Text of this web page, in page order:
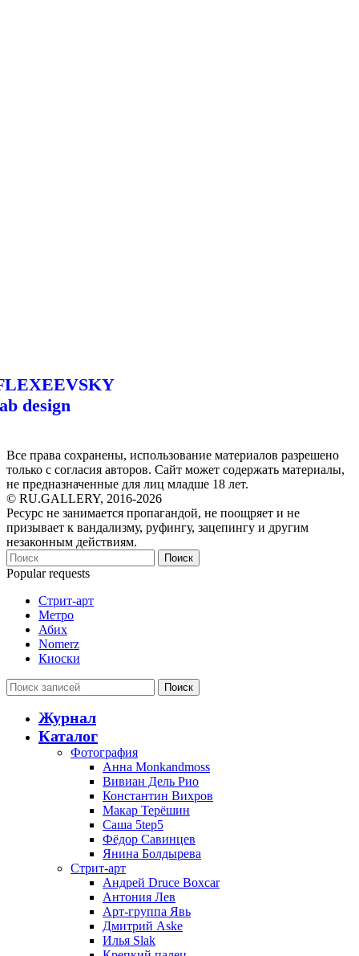
design
Все права сохранены, использование материалов разрешено
только с согласия авторов. Сайт может содержать материалы,
не предназначенные для лиц младше 18 лет.
© RU.GALLERY, 2016-2026
Ресурс не занимается пропагандой, не поощряет и не
призывает к вандализму, руфингу, зацепингу и другим
незаконным действиям.
Поиск
Popular requests
Стрит-арт
Метро
Абих
Nomerz
Киоски
Поиск
Журнал
Каталог
Фотография
Анна Monkandmoss
Вивиан Дель Рио
Константин Вихров
Макар Терёшин
Саша 5tep5
Фёдор Савинцев
Янина Болдырева
Стрит-арт
Андрей Druce Boxcar
Антония Лев
Арт-группа Явь
Дмитрий Aske
Илья Slak